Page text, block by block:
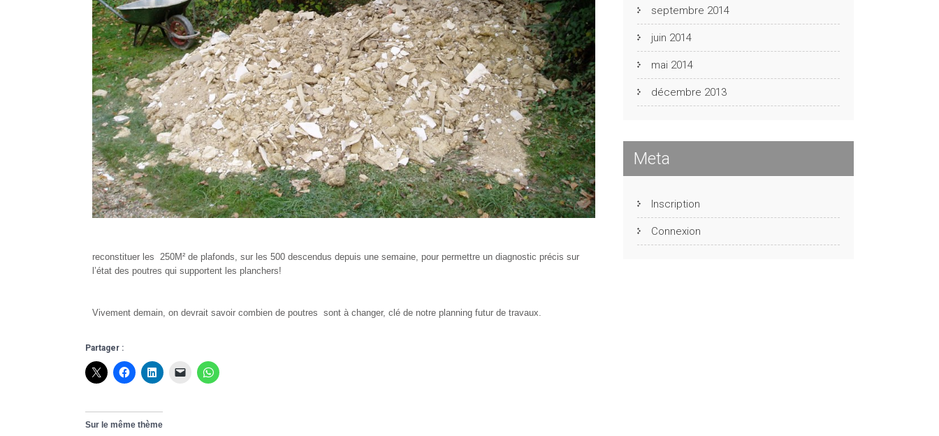
reconstituer les 250M² de plafonds, sur les 500 descendus depuis une semaine, pour permettre un diagnostic précis sur
l’état des poutres qui supportent les planchers!
Vivement demain, on devrait savoir combien de poutres sont à changer, clé de notre planning futur de travaux.
Partager :
Sur le même thème
septembre 2014
juin 2014
mai 2014
décembre 2013
Meta
Inscription
Connexion